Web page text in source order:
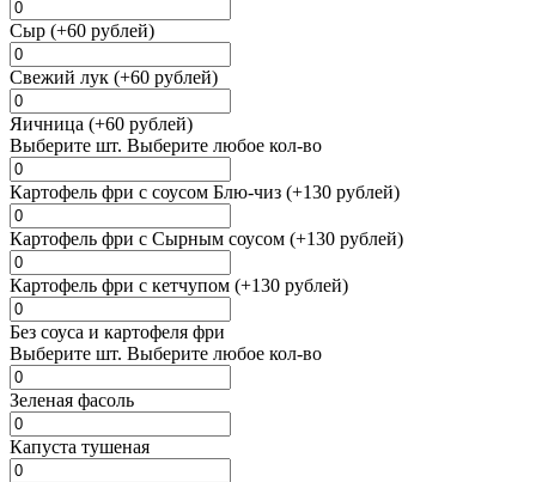
Сыр (+60 рублей)
Свежий лук (+60 рублей)
Яичница (+60 рублей)
Выберите шт. Выберите любое кол-во
Картофель фри с соусом Блю-чиз (+130 рублей)
Картофель фри с Сырным соусом (+130 рублей)
Картофель фри с кетчупом (+130 рублей)
Без соуса и картофеля фри
Выберите шт. Выберите любое кол-во
Зеленая фасоль
Капуста тушеная